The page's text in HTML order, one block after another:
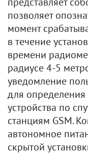
позволяет
момент
в течение
времени
радиусе 4-5
уведомление
для
устройства по
станциям GSM.
автономное
скрытой